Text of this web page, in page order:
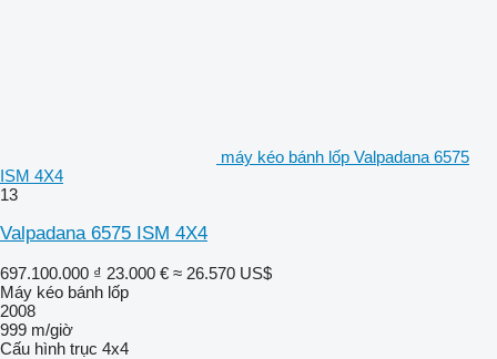
máy kéo bánh lốp Valpadana 6575
ISM 4X4
13
Valpadana 6575 ISM 4X4
697.100.000 ₫ 23.000 € ≈ 26.570 US$
Máy kéo bánh lốp
2008
999 m/giờ
Cấu hình trục 4x4